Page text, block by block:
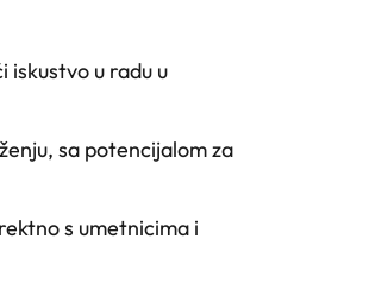
iskustvo u radu u
sa potencijalom za
s umetnicima i